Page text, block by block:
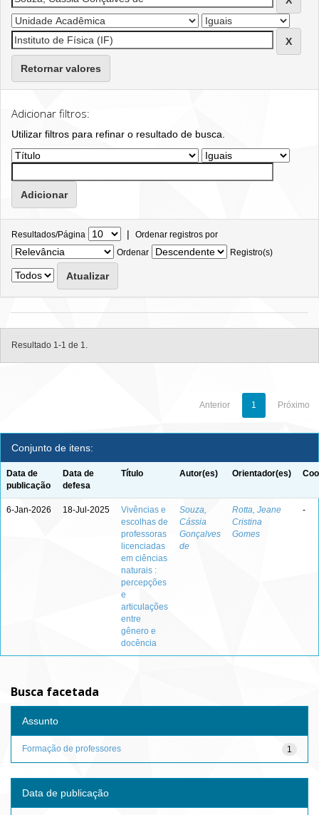
Retornar valores
Adicionar filtros:
Utilizar filtros para refinar o resultado de busca.
Resultados/Página | Ordenar registros por
Ordenar
Registro(s)
Resultado 1-1 de 1.
Anterior 1 Próximo
Conjunto de itens:
Data de
publicação
Data de
defesa
Título Autor(es) Orientador(es)
6-Jan-2026 18-Jul-2025
Vivências e
escolhas de
professoras
licenciadas
em ciências
naturais :
percepções
e
articulações
entre
gênero e
docência
Souza,
Cássia
Gonçalves
de
Rotta, Jeane
Cristina
Gomes
-
Busca facetada
Assunto
1
Formação de professores
Data de publicação